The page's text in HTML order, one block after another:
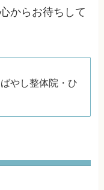
からお待ちして
やし整体院・ひ